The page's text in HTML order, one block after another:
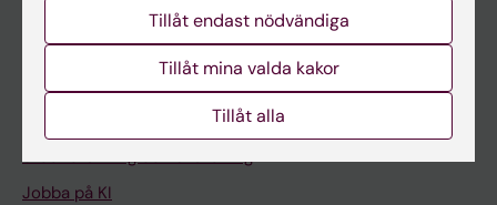
Medarbetarportalen
Kontakta och besök KI
Stöd forskning och utbildning
Jobba på KI
Tillåt endast nödvändiga
Tillåt mina valda kakor
Tillåt alla